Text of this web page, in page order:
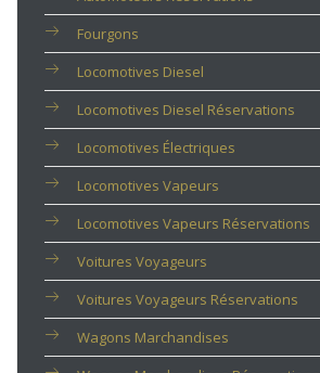
Fourgons
Locomotives Diesel
Locomotives Diesel Réservations
Locomotives Électriques
Locomotives Vapeurs
Locomotives Vapeurs Réservations
Voitures Voyageurs
Voitures Voyageurs Réservations
Wagons Marchandises